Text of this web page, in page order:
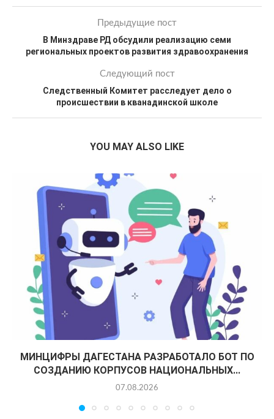
Предыдущие пост
В Минздраве РД обсудили реализацию семи
региональных проектов развития здравоохранения
Следующий пост
Следственный Комитет расследует дело о
происшествии в кванадинской школе
YOU MAY ALSO LIKE
МИНЦИФРЫ ДАГЕСТАНА РАЗРАБОТАЛО БОТ ПО
СОЗДАНИЮ КОРПУСОВ НАЦИОНАЛЬНЫХ...
07.08.2026